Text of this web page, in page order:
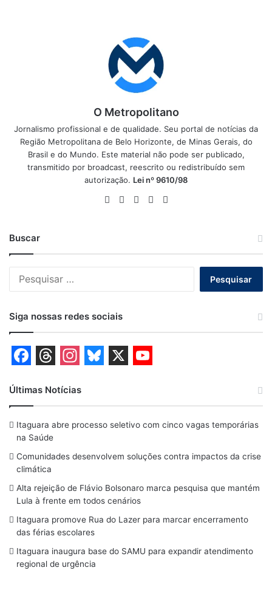
O Metropolitano
Jornalismo profissional e de qualidade. Seu portal de notícias da
Região Metropolitana de Belo Horizonte, de Minas Gerais, do
Brasil e do Mundo. Este material não pode ser publicado,
transmitido por broadcast, reescrito ou redistribuído sem
autorização. Lei nº 9610/98
WebsiteFacebook
X YouTube
Buscar
Siga nossas redes sociais
a
c
e
b
o
o
k
h
r
e
a
d
s
n
s
t
a
r
a
m
u
e
s
y
u
T
u
e
Últimas Notícias
Itaguara abre processo seletivo com cinco vagas temporárias
na Saúde
Comunidades desenvolvem soluções contra impactos da crise
climática
Alta rejeição de Flávio Bolsonaro marca pesquisa que mantém
Lula à frente em todos cenários
Itaguara promove Rua do Lazer para marcar encerramento
das férias escolares
Itaguara inaugura base do SAMU para expandir atendimento
regional de urgência